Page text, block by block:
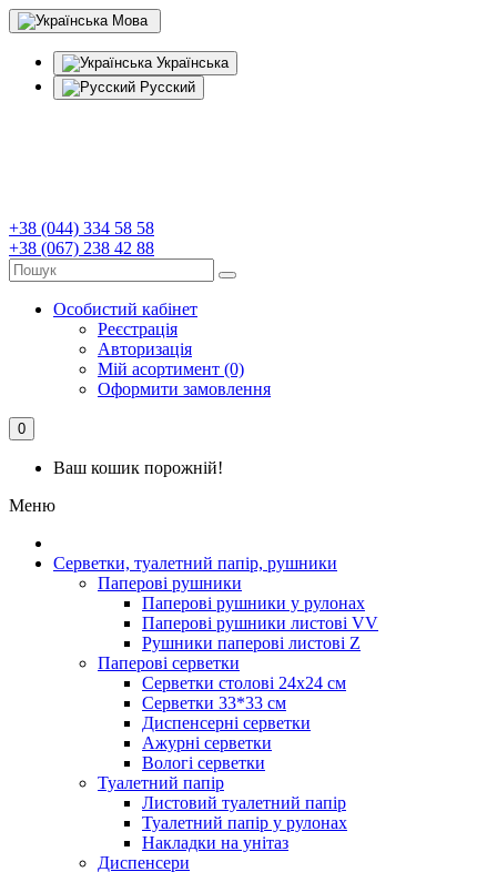
Мова
Українська
Русский
+38 (044) 334 58 58
+38 (067) 238 42 88
Особистий кабінет
Реєстрація
Авторизація
Мій асортимент (0)
Оформити замовлення
0
Ваш кошик порожній!
Меню
Серветки, туалетний папір, рушники
Паперові рушники
Паперові рушники у рулонах
Паперові рушники листові VV
Рушники паперові листові Z
Паперові серветки
Серветки столові 24х24 см
Серветки 33*33 см
Диспенсерні серветки
Ажурні серветки
Вологі серветки
Туалетний папір
Листовий туалетний папір
Туалетний папір у рулонах
Накладки на унітаз
Диспенсери